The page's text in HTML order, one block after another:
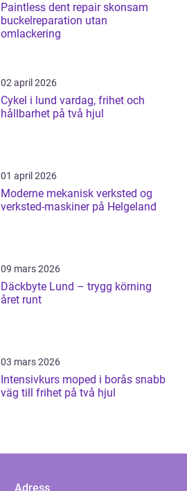
Paintless dent repair skonsam
buckelreparation utan
omlackering
02 april 2026
Cykel i lund vardag, frihet och
hållbarhet på två hjul
01 april 2026
Moderne mekanisk verksted og
verksted-maskiner på Helgeland
09 mars 2026
Däckbyte Lund – trygg körning
året runt
03 mars 2026
Intensivkurs moped i borås snabb
väg till frihet på två hjul
Adress